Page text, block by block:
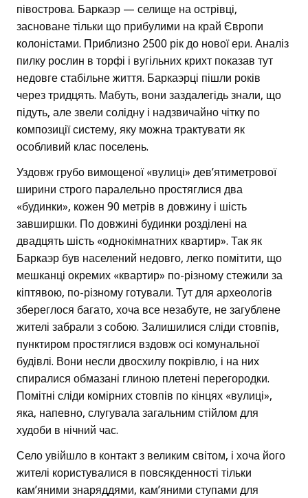
півострова. Баркаэр — селище на острівці,
засноване тільки що прибулими на край Європи
колоністами. Приблизно 2500 рік до нової ери. Аналіз
пилку рослин в торфі і вугільних крихт показав тут
недовге стабільне життя. Баркаэрці пішли років
через тридцять. Мабуть, вони заздалегідь знали, що
підуть, але звели солідну і надзвичайно чітку по
композиції систему, яку можна трактувати як
особливий клас поселень.
Уздовж грубо вимощеної «вулиці» дев’ятиметрової
ширини строго паралельно простяглися два
«будинки», кожен 90 метрів в довжину і шість
завширшки. По довжині будинки розділені на
двадцять шість «однокімнатних квартир». Так як
Баркаэр був населений недовго, легко помітити, що
мешканці окремих «квартир» по-різному стежили за
кіптявою, по-різному готували. Тут для археологів
збереглося багато, хоча все незабуте, не загублене
жителі забрали з собою. Залишилися сліди стовпів,
пунктиром простяглися вздовж осі комунальної
будівлі. Вони несли двосхилу покрівлю, і на них
спиралися обмазані глиною плетені перегородки.
Помітні сліди комірних стовпів по кінцях «вулиці»,
яка, напевно, слугувала загальним стійлом для
худоби в нічний час.
Село увійшло в контакт з великим світом, і хоча його
жителі користувалися в повсякденності тільки
кам’яними знаряддями, кам’яними ступами для